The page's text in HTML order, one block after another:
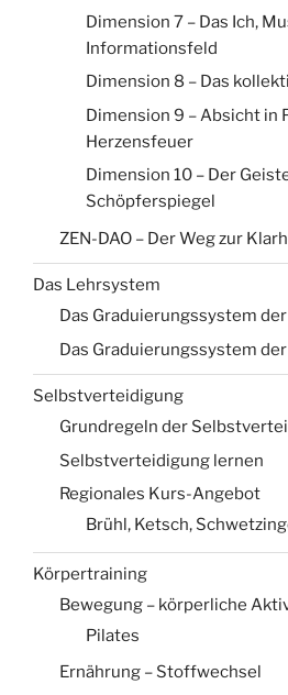
Dimension 7 – Das Ich,
Informationsfeld
Dimension 8 – Das
Dimension 9 – Absicht in
Herzensfeuer
Dimension 10 – Der
Schöpferspiegel
ZEN-DAO – Der Weg zur
Das Lehrsystem
Das Graduierungssystem
Das Graduierungssystem
Selbstverteidigung
Grundregeln der
Selbstverteidigung lernen
Regionales Kurs-Angebot
Brühl, Ketsch,
Körpertraining
Bewegung – körperliche
Pilates
Ernährung – Stoffwechsel